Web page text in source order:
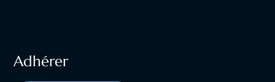
Adhérer